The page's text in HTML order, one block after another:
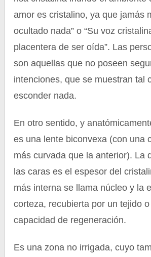
amor es cristalino, ya que jamás
ocultado nada” o “Su voz
placentera de ser oída”. Las
son aquellas que no poseen
intenciones, que se muestran tal
esconder nada.
En otro sentido, y
es una lente biconvexa (con una
más curvada que la anterior). La
las caras es el espesor del
más interna se llama núcleo y la
corteza, recubierta por un tejido
capacidad de regeneración.
Es una zona no irrigada, cuyo